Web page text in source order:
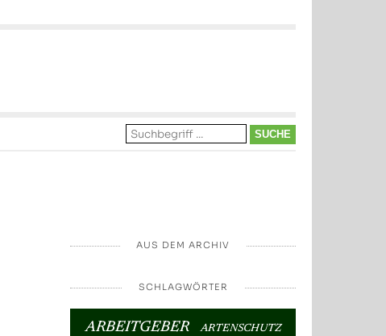
AUS DEM ARCHIV
SCHLAGWÖRTER
ARBEITGEBER ARTENSCHUTZ